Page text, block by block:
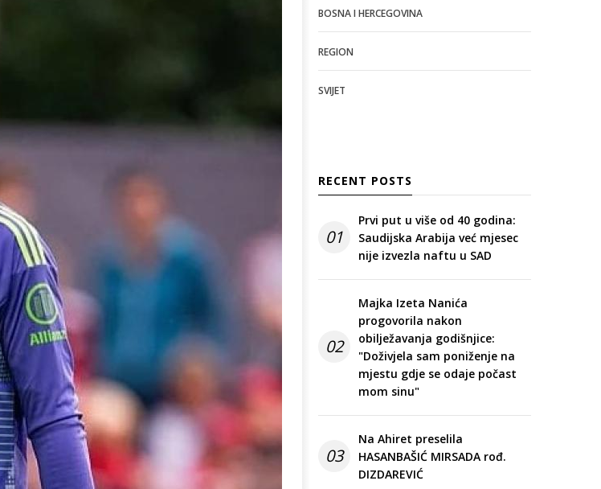
BOSNA I HERCEGOVINA
REGION
SVIJET
RECENT POSTS
01
Prvi put u više od 40 godina:
Saudijska Arabija već mjesec
nije izvezla naftu u SAD
02
Majka Izeta Nanića
progovorila nakon
obilježavanja godišnjice:
"Doživjela sam poniženje na
mjestu gdje se odaje počast
mom sinu"
03
Na Ahiret preselila
HASANBAŠIĆ MIRSADA rođ.
DIZDAREVIĆ